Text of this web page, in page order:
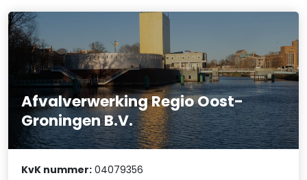
Afvalverwerking Regio Oost-
Groningen B.V.
KvK nummer: 04079356